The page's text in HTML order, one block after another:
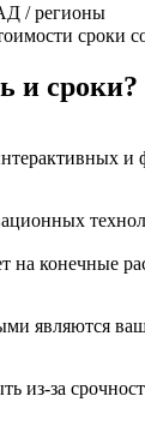
/ регионы
сроки
и сроки?
и
на конечные
являются
из-за